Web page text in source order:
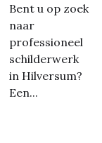
Bent u op zoek
naar
professioneel
schilderwerk
in Hilversum?
Een...